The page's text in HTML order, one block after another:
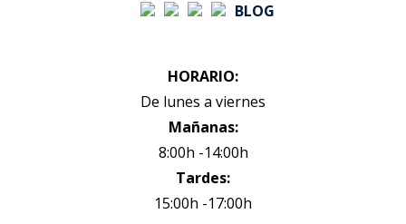
BLOG
HORARIO:
De lunes a viernes
Mañanas:
8:00h -14:00h
Tardes:
15:00h -17:00h